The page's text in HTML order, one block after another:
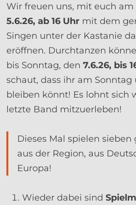
Wir freuen uns, mit euch am
5.6.26, ab 16 Uhr mit dem
Singen unter der Kastanie
eröffnen. Durchtanzen
bis Sonntag, den7.6.26, bis
schaut, dass ihr am
bleiben könnt! Es lohnt sich
letzte Band mitzuerleben!
Dieses Mal spielen
aus der Region, aus
Europa!
Wieder dabei sind